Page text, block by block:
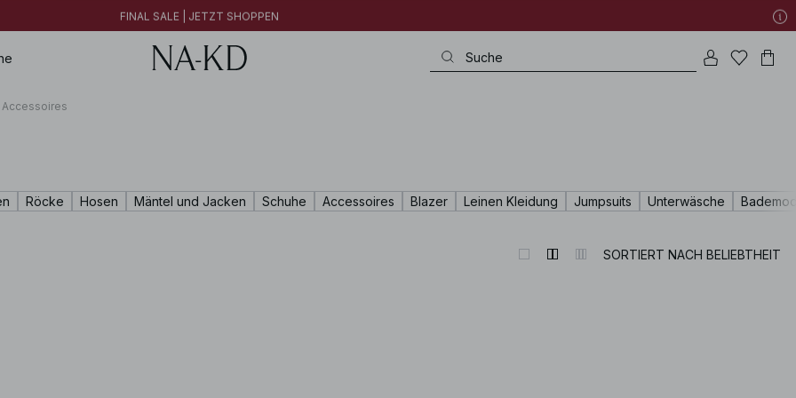
FINAL SALE | JETZT SHOPPEN
FINAL SALE | JETZT SHOPPEN
30% RABATT AUF ALLES | JETZT SHOPPEN
Röcke Hosen Mäntel und Jacken Schuhe Accessoires Blazer Leinen Kleidung Jumpsuits Unterwäsche
SORTIERT NACH BELIEBTHEIT